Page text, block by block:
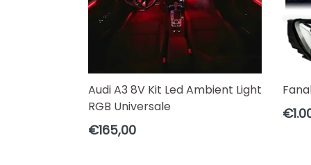
Audi A3 8V Kit Led Ambient Light
RGB Universale
Prezzo
€165,00